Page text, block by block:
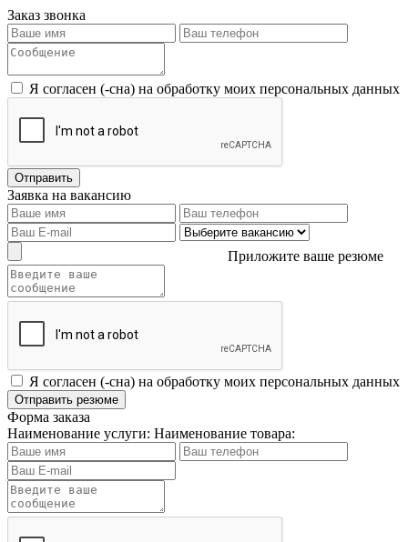
Заказ звонка
Я согласен (-сна) на обработку моих персональных данных
Заявка на вакансию
Приложите ваше резюме
Я согласен (-сна) на обработку моих персональных данных
Форма заказа
Наименование услуги: Наименование товара: